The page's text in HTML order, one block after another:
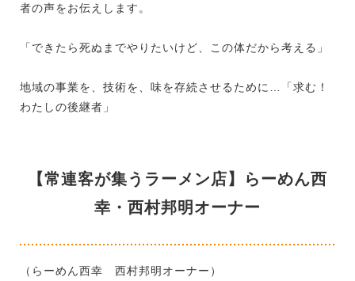
者の声をお伝えします。
「できたら死ぬまでやりたいけど、この体だから考える」
地域の事業を、技術を、味を存続させるために…「求む！
わたしの後継者」
【常連客が集うラーメン店】らーめん西
幸・西村邦明オーナー
（らーめん西幸 西村邦明オーナー）